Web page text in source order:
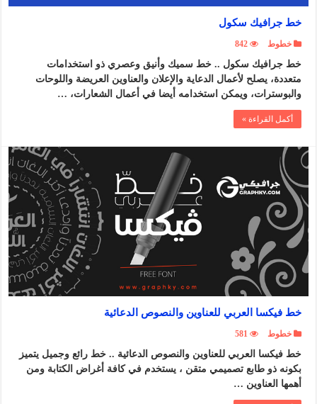
خط جرافيك سكول
خطوط 842
خط جرافيك سكول .. خط سميك وأنيق وعصري ذو استخدامات
متعددة، يصلح لأعمال الدعاية والإعلان والعناوين العريضة واللوحات
والبوسترات، ويمكن استخدامه أيضا في أعمال الشعارات، …
أكمل القراءة »
خط فيكسا العربي للعناوين والنصوص الدعائية
خطوط 581
خط فيكسا العربي للعناوين والنصوص الدعائية .. خط رائع وجميل يتميز
بكونه ذو طابع تصميمي متقن ، يستخدم في كافة أغراض الكتابة ومن
أهمها العناوين …